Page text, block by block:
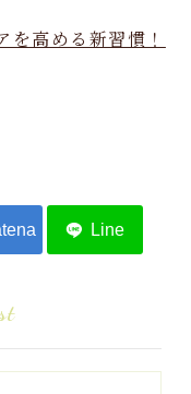
を高める新習慣！